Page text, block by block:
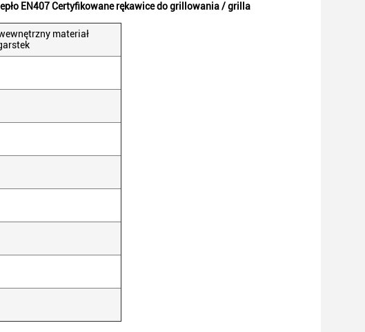
EN407 Certyfikowane rękawice do grillowania / grilla
materiał